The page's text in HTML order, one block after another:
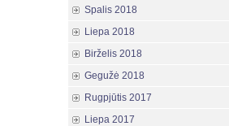
Spalis 2018
Liepa 2018
Birželis 2018
Gegužė 2018
Rugpjūtis 2017
Liepa 2017